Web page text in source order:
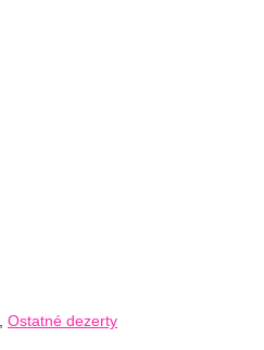
Ostatné dezerty